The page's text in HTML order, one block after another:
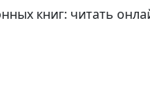
книг: читать